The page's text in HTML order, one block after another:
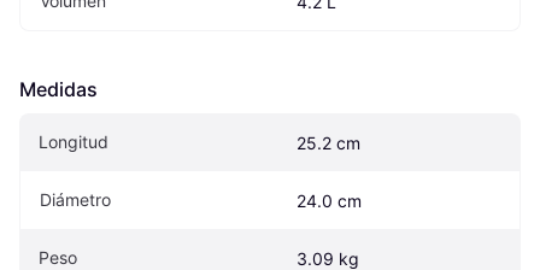
Medidas
Longitud 25.2 cm
Diámetro 24.0 cm
Peso 3.09 kg